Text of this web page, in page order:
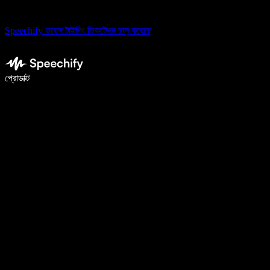
Speechify ভয়েস টাইপিং ডিকটেশন চালু করেছে
প্রোডাক্ট
ভয়েস টাইপিং দিয়ে ৫ গুণ দ্রুত লিখুন